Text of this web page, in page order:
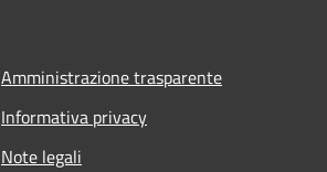
Amministrazione trasparente
Informativa privacy
Note legali